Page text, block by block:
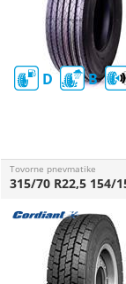
D B
Tovorne pnevmatike
315/70 R22,5 154/